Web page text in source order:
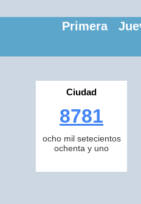
Primera
Ciudad
8781
ocho mil setecientos
ochenta y uno